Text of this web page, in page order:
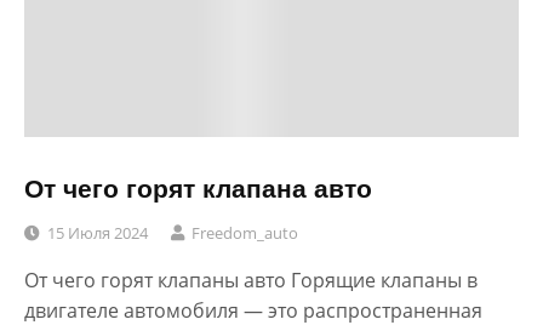
От чего горят клапана авто
15 Июля 2024 Freedom_auto
От чего горят клапаны авто Горящие клапаны в
двигателе автомобиля — это распространенная